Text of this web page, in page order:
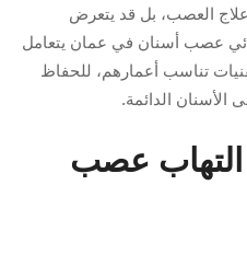
العصب، بل قد يتعرض
عصب أسنان في عمان يتعامل
تناسب أعمارهم، للحفاظ
الأسنان الدائمة.
التهاب عصب